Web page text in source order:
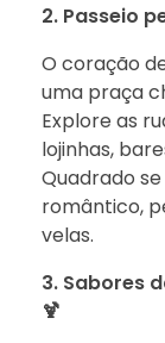
2. Passeio
O coração
uma praça
Explore as
lojinhas,
Quadrado
romântico,
velas.
3. Sabores
🍹